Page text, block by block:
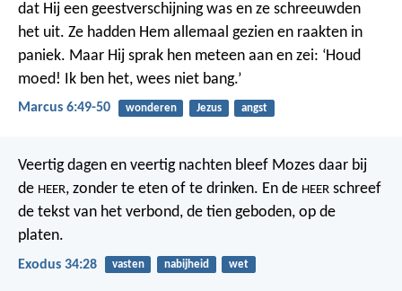
dat Hij een geestverschijning was en ze schreeuwden
het uit. Ze hadden Hem allemaal gezien en raakten in
paniek. Maar Hij sprak hen meteen aan en zei: ‘Houd
moed! Ik ben het, wees niet bang.’
Marcus 6:49-50 wonderen Jezus angst
Veertig dagen en veertig nachten bleef Mozes daar bij
de HEER, zonder te eten of te drinken. En de HEER schreef
de tekst van het verbond, de tien geboden, op de
platen.
Exodus 34:28 vasten nabijheid wet